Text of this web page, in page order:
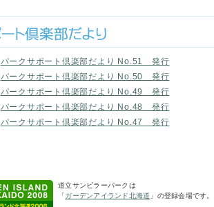
パークサポート倶楽部だより No.51 発行
パークサポート倶楽部だより No.50 発行
パークサポート倶楽部だより No.49 発行
パークサポート倶楽部だより No.48 発行
パークサポート倶楽部だより No.47 発行
道立サンピラーパークは
「ガーデンアイランド北海道 」の登録会場です。